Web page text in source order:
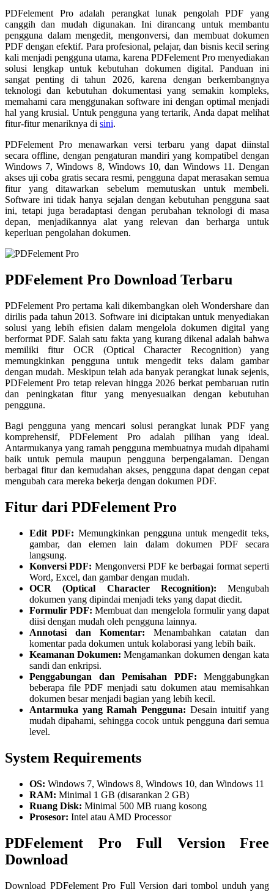
PDFelement Pro adalah perangkat lunak pengolah PDF yang
canggih dan mudah digunakan. Ini dirancang untuk membantu
pengguna dalam mengedit, mengonversi, dan membuat dokumen
PDF dengan efektif. Para profesional, pelajar, dan bisnis kecil sering
kali menjadi pengguna utama, karena PDFelement Pro menyediakan
solusi lengkap untuk kebutuhan dokumen digital. Panduan ini
sangat penting di tahun 2026, karena dengan berkembangnya
teknologi dan kebutuhan dokumentasi yang semakin kompleks,
memahami cara menggunakan software ini dengan optimal menjadi
hal yang krusial. Untuk pengguna yang tertarik, Anda dapat melihat
fitur-fitur menariknya di sini.
PDFelement Pro menawarkan versi terbaru yang dapat diinstal
secara offline, dengan pengaturan mandiri yang kompatibel dengan
Windows 7, Windows 8, Windows 10, dan Windows 11. Dengan
akses uji coba gratis secara resmi, pengguna dapat merasakan semua
fitur yang ditawarkan sebelum memutuskan untuk membeli.
Software ini tidak hanya sejalan dengan kebutuhan pengguna saat
ini, tetapi juga beradaptasi dengan perubahan teknologi di masa
depan, menjadikannya alat yang relevan dan berharga untuk
keperluan pengolahan dokumen.
PDFelement Pro Download Terbaru
PDFelement Pro pertama kali dikembangkan oleh Wondershare dan
dirilis pada tahun 2013. Software ini diciptakan untuk menyediakan
solusi yang lebih efisien dalam mengelola dokumen digital yang
berformat PDF. Salah satu fakta yang kurang dikenal adalah bahwa
memiliki fitur OCR (Optical Character Recognition) yang
memungkinkan pengguna untuk mengedit teks dalam gambar
dengan mudah. Meskipun telah ada banyak perangkat lunak sejenis,
PDFelement Pro tetap relevan hingga 2026 berkat pembaruan rutin
dan peningkatan fitur yang menyesuaikan dengan kebutuhan
pengguna.
Bagi pengguna yang mencari solusi perangkat lunak PDF yang
komprehensif, PDFelement Pro adalah pilihan yang ideal.
Antarmukanya yang ramah pengguna membuatnya mudah dipahami
baik untuk pemula maupun pengguna berpengalaman. Dengan
berbagai fitur dan kemudahan akses, pengguna dapat dengan cepat
mengubah cara mereka bekerja dengan dokumen PDF.
Fitur dari PDFelement Pro
Edit PDF: Memungkinkan pengguna untuk mengedit teks,
gambar, dan elemen lain dalam dokumen PDF secara
langsung.
Konversi PDF: Mengonversi PDF ke berbagai format seperti
Word, Excel, dan gambar dengan mudah.
OCR (Optical Character Recognition): Mengubah
dokumen yang dipindai menjadi teks yang dapat diedit.
Formulir PDF: Membuat dan mengelola formulir yang dapat
diisi dengan mudah oleh pengguna lainnya.
Annotasi dan Komentar: Menambahkan catatan dan
komentar pada dokumen untuk kolaborasi yang lebih baik.
Keamanan Dokumen: Mengamankan dokumen dengan kata
sandi dan enkripsi.
Penggabungan dan Pemisahan PDF: Menggabungkan
beberapa file PDF menjadi satu dokumen atau memisahkan
dokumen besar menjadi bagian yang lebih kecil.
Antarmuka yang Ramah Pengguna: Desain intuitif yang
mudah dipahami, sehingga cocok untuk pengguna dari semua
level.
System Requirements
OS: Windows 7, Windows 8, Windows 10, dan Windows 11
RAM: Minimal 1 GB (disarankan 2 GB)
Ruang Disk: Minimal 500 MB ruang kosong
Prosesor: Intel atau AMD Processor
PDFelement Pro Full Version Free
Download
Download PDFelement Pro Full Version dari tombol unduh yang